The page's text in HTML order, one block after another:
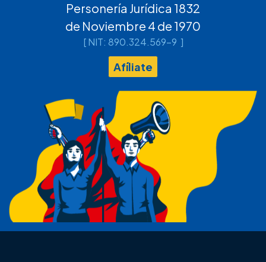
Personería Jurídica 1832
de Noviembre 4 de 1970
[ NIT: 890.324.569-9 ]
Afíliate